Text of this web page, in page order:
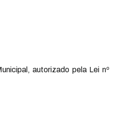
autorizado pela Lei nº